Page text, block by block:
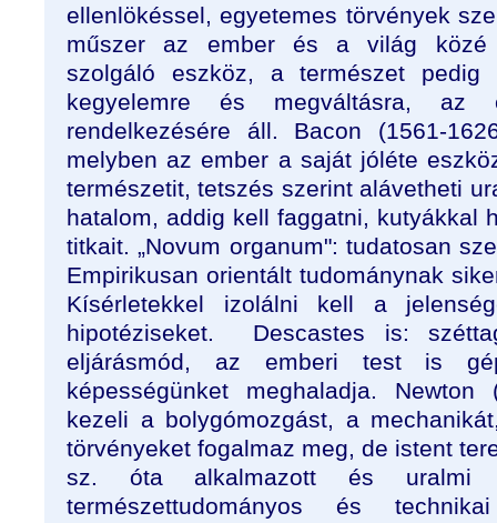
ellenlökéssel, egyetemes törvények
műszer az ember és a világ közé
szolgáló eszköz, a természet
kegyelemre és megváltásra, az
rendelkezésére áll. Bacon (1561-
melyben az ember a saját jóléte
természetit, tetszés szerint alávetheti
hatalom, addig kell faggatni, kutyákkal
titkait. „Novum organum": tudatosan
Empirikusan orientált tudománynak
Kísérletekkel izolálni kell a
hipotéziseket. Descastes is:
eljárásmód, az emberi test is
képességünket meghaladja. Newton
kezeli a bolygómozgást, a
törvényeket fogalmaz meg, de istent
sz. óta alkalmazott és
természettudományos és